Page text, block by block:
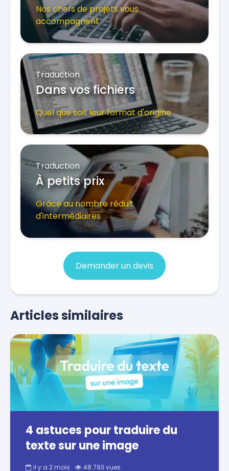
Nos chefs de projets vous
accompagnent
Traduction
Dans vos fichiers
Quel que soit leur format d'origine
Traduction
À petits prix
Grâce au nombre réduit
d'intermédiaires
Demander un devis
Articles similaires
4 astuces pour traduire du
texte sur une image
il y a 2 mois 48 793 vues